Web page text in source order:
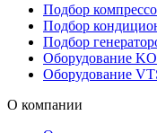
Подбор
Подбор
Подбор
Оборудование
Оборудование
О компании